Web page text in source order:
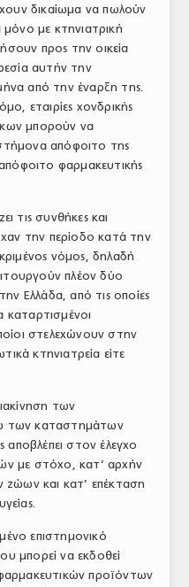
δικαίωμα να πωλούν
μόνο με κτηνιατρική
προς την οικεία
αυτήν την
από την έναρξη της.
εταιρίες χονδρικής
μπορούν να
απόφοιτο της
φαρμακευτικής
τις συνθήκες και
την περίοδο κατά την
νόμος, δηλαδή
πλέον δύο
Ελλάδα, από τις οποίες
στελεχώνουν στην
κτηνιατρεία είτε
των
των καταστημάτων
αποβλέπει στον έλεγχο
με στόχο, κατ’ αρχήν
ζώων και κατ’ επέκταση
επιστημονικό
μπορεί να εκδοθεί
προϊόντων